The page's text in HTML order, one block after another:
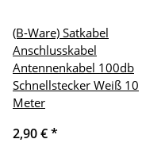
(B-Ware) Satkabel
Anschlusskabel
Antennenkabel 100db
Schnellstecker Weiß 10
Meter
2,90 €*